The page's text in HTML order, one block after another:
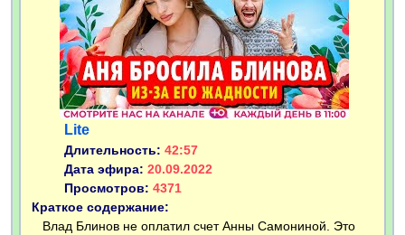
Lite
Длительность: 42:57
Дата эфира: 20.09.2022
Просмотров: 4371
Краткое содержание:
Влад Блинов не оплатил счет Анны Самониной. Это